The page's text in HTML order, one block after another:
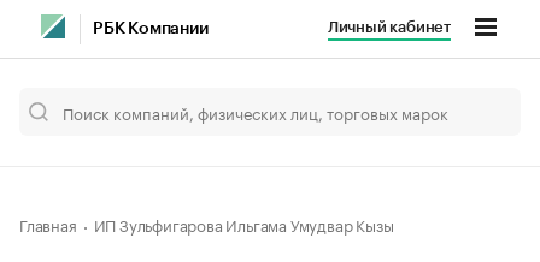
РБК Компании Личный кабинет
Главная ИП Зульфигарова Ильгама Умудвар Кызы